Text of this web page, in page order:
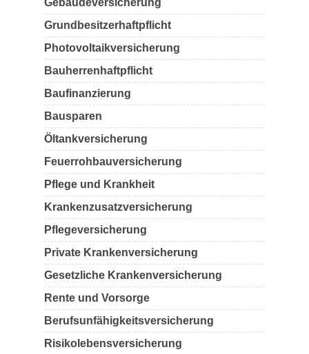
Gebäudeversicherung
Grundbesitzerhaftpflicht
Photovoltaikversicherung
Bauherrenhaftpflicht
Baufinanzierung
Bausparen
Öltankversicherung
Feuerrohbauversicherung
Pflege und Krankheit
Krankenzusatzversicherung
Pflegeversicherung
Private Krankenversicherung
Gesetzliche Krankenversicherung
Rente und Vorsorge
Berufs­unfähigkeitsversicherung
Risikolebensversicherung